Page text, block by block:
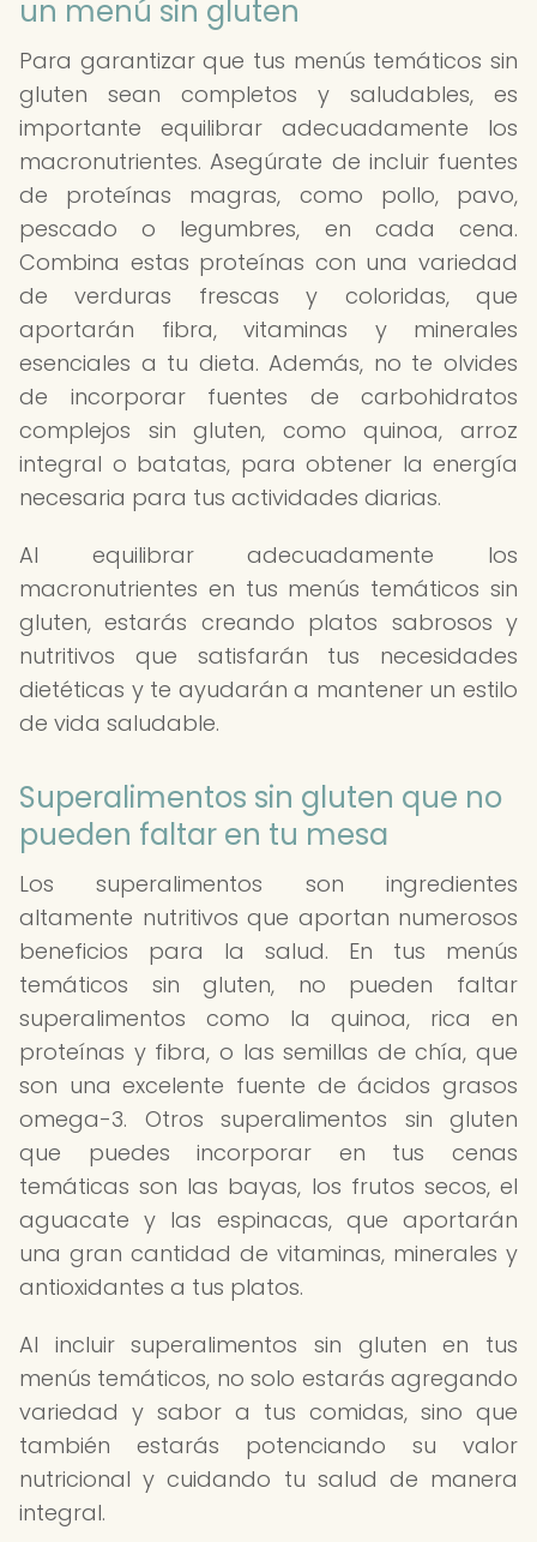
un menú sin gluten
Para garantizar que tus menús temáticos sin
gluten sean completos y saludables, es
importante equilibrar adecuadamente los
macronutrientes. Asegúrate de incluir fuentes
de proteínas magras, como pollo, pavo,
pescado o legumbres, en cada cena.
Combina estas proteínas con una variedad
de verduras frescas y coloridas, que
aportarán fibra, vitaminas y minerales
esenciales a tu dieta. Además, no te olvides
de incorporar fuentes de carbohidratos
complejos sin gluten, como quinoa, arroz
integral o batatas, para obtener la energía
necesaria para tus actividades diarias.
Al equilibrar adecuadamente los
macronutrientes en tus menús temáticos sin
gluten, estarás creando platos sabrosos y
nutritivos que satisfarán tus necesidades
dietéticas y te ayudarán a mantener un estilo
de vida saludable.
Superalimentos sin gluten que no
pueden faltar en tu mesa
Los superalimentos son ingredientes
altamente nutritivos que aportan numerosos
beneficios para la salud. En tus menús
temáticos sin gluten, no pueden faltar
superalimentos como la quinoa, rica en
proteínas y fibra, o las semillas de chía, que
son una excelente fuente de ácidos grasos
omega-3. Otros superalimentos sin gluten
que puedes incorporar en tus cenas
temáticas son las bayas, los frutos secos, el
aguacate y las espinacas, que aportarán
una gran cantidad de vitaminas, minerales y
antioxidantes a tus platos.
Al incluir superalimentos sin gluten en tus
menús temáticos, no solo estarás agregando
variedad y sabor a tus comidas, sino que
también estarás potenciando su valor
nutricional y cuidando tu salud de manera
integral.